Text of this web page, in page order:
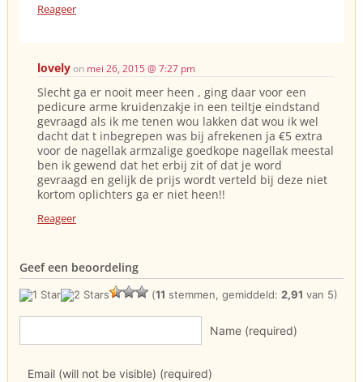
Reageer
lovelyon mei 26, 2015 @ 7:27 pm
Slecht ga er nooit meer heen , ging daar voor een
pedicure arme kruidenzakje in een teiltje eindstand
gevraagd als ik me tenen wou lakken dat wou ik wel
dacht dat t inbegrepen was bij afrekenen ja €5 extra
voor de nagellak armzalige goedkope nagellak meestal
ben ik gewend dat het erbij zit of dat je word
gevraagd en gelijk de prijs wordt verteld bij deze niet
kortom oplichters ga er niet heen!!
Reageer
Geef een beoordeling
(11 stemmen, gemiddeld: 2,91 van 5)
Name (required)
Email (will not be visible) (required)